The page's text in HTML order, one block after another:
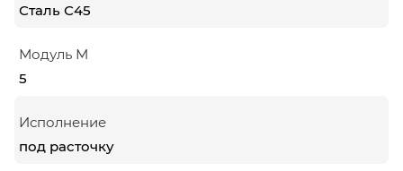
Сталь С45
Модуль М
5
Исполнение
под расточку